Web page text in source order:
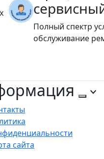
Полный спектр
обслуживание
сайта